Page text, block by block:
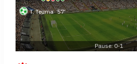
T. Teuma 57'
Pause: 0-1